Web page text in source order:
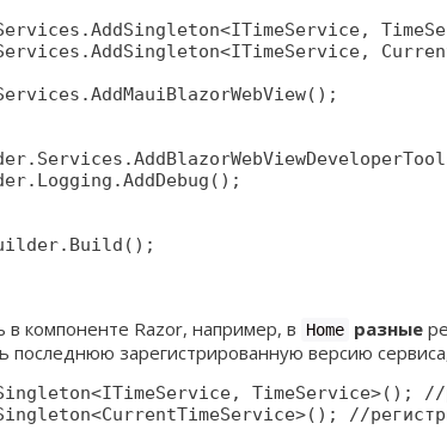
в компоненте Razor, например, в Home разные
последнюю зарегистрированную версию
TimeService>(); //
//